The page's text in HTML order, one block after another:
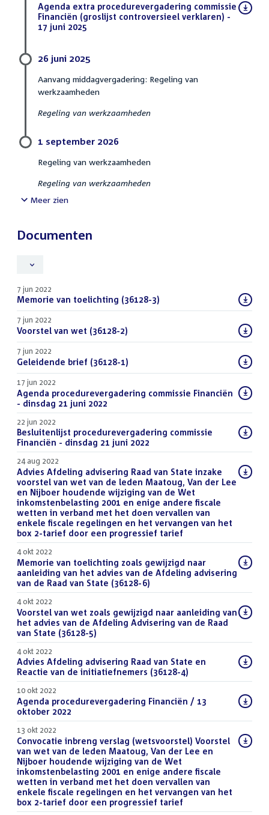
Download
bestand:
Agenda extra procedurevergadering commissie
Financiën (groslijst controversieel verklaren) -
17 juni 2025
26 juni 2025
Aanvang middagvergadering: Regeling van
werkzaamheden
Regeling van werkzaamheden
1 september 2026
Regeling van werkzaamheden
Regeling van werkzaamheden
Meer zien
Documenten
7 jun 2022
Download
bestand:
Memorie van toelichting (36128-3)
7 jun 2022
Download
bestand:
Voorstel van wet (36128-2)
7 jun 2022
Download
bestand:
Geleidende brief (36128-1)
17 jun 2022
Download
bestand:
Agenda procedurevergadering commissie Financiën
- dinsdag 21 juni 2022
22 jun 2022
Download
bestand:
Besluitenlijst procedurevergadering commissie
Financiën - dinsdag 21 juni 2022
24 aug 2022
Download
bestand:
Advies Afdeling advisering Raad van State inzake
voorstel van wet van de leden Maatoug, Van der Lee
en Nijboer houdende wijziging van de Wet
inkomstenbelasting 2001 en enige andere fiscale
wetten in verband met het doen vervallen van
enkele fiscale regelingen en het vervangen van het
box 2-tarief door een progressief tarief
4 okt 2022
Download
bestand:
Memorie van toelichting zoals gewijzigd naar
aanleiding van het advies van de Afdeling advisering
van de Raad van State (36128-6)
4 okt 2022
Download
bestand:
Voorstel van wet zoals gewijzigd naar aanleiding van
het advies van de Afdeling Advisering van de Raad
van State (36128-5)
4 okt 2022
Download
bestand:
Advies Afdeling advisering Raad van State en
Reactie van de initiatiefnemers (36128-4)
10 okt 2022
Download
bestand:
Agenda procedurevergadering Financiën / 13
oktober 2022
13 okt 2022
Download
bestand:
Convocatie inbreng verslag (wetsvoorstel) Voorstel
van wet van de leden Maatoug, Van der Lee en
Nijboer houdende wijziging van de Wet
inkomstenbelasting 2001 en enige andere fiscale
wetten in verband met het doen vervallen van
enkele fiscale regelingen en het vervangen van het
box 2-tarief door een progressief tarief